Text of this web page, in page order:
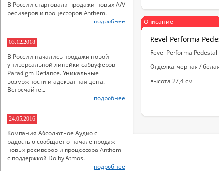
Описание
Revel Performa
Revel Performa
Отделка: чёрная /
высота 27,4 см
В России стартовали продажи новых A/V
ресиверов и процессоров Anthem.
подробнее
03.12.2018
В России начались продажи новой
универсальной линейки сабвуферов
Paradigm Defiance. Уникальные
возможности и адекватная цена.
Встречайте...
подробнее
24.05.2016
Компания Абсолютное Аудио с
радостью сообщает о начале продаж
новых ресиверов и процессора Anthem
с поддержкой Dolby Atmos.
подробнее